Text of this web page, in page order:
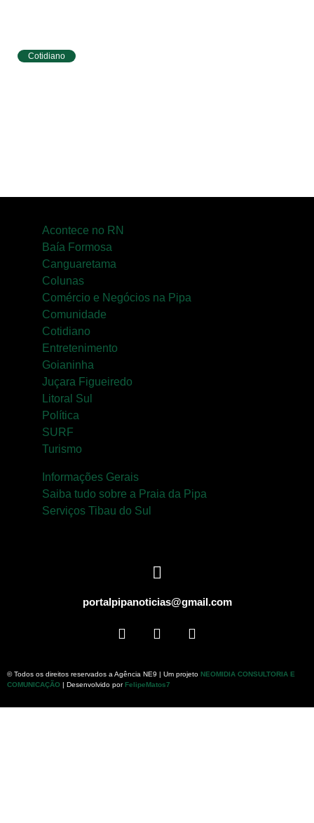
Cotidiano
Acontece no RN
Baía Formosa
Canguaretama
Colunas
Comércio e Negócios na Pipa
Comunidade
Cotidiano
Entretenimento
Goianinha
Juçara Figueiredo
Litoral Sul
Política
SURF
Turismo
Informações Gerais
Saiba tudo sobre a Praia da Pipa
Serviços Tibau do Sul
portalpipanoticias@gmail.com
© Todos os direitos reservados a Agência NE9 | Um projeto NEOMIDIA CONSULTORIA E
COMUNICAÇÃO | Desenvolvido porFelipeMatos7